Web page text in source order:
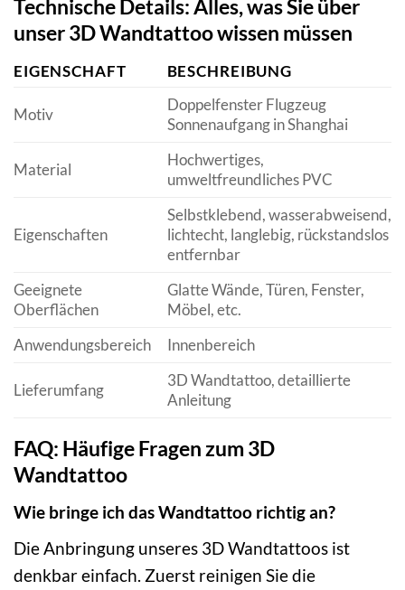
Technische Details: Alles, was Sie über
unser 3D Wandtattoo wissen müssen
EIGENSCHAFT BESCHREIBUNG
Motiv
Doppelfenster Flugzeug
Sonnenaufgang in Shanghai
Material
Hochwertiges,
umweltfreundliches PVC
Eigenschaften
Selbstklebend, wasserabweisend,
lichtecht, langlebig, rückstandslos
entfernbar
Geeignete
Oberflächen
Glatte Wände, Türen, Fenster,
Möbel, etc.
Anwendungsbereich
Innenbereich
Lieferumfang
3D Wandtattoo, detaillierte
Anleitung
FAQ: Häufige Fragen zum 3D
Wandtattoo
Wie bringe ich das Wandtattoo richtig an?
Die Anbringung unseres 3D Wandtattoos ist
denkbar einfach. Zuerst reinigen Sie die